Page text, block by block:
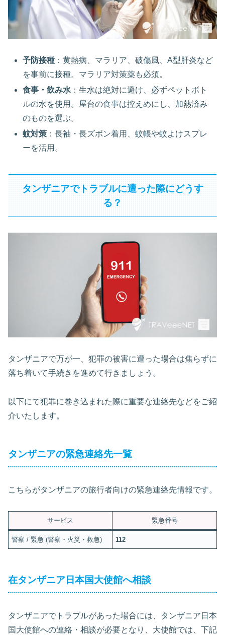
予防接種 ：黄熱病、マラリア、破傷風、A型肝炎など
を事前に接種。マラリア対策薬も必須。
食事・飲み水 ：生水は絶対に避け、必ずペットボト
ルの水を使用。屋台の食事は控えめにし、加熱済み
のものを選ぶ。
蚊対策 ：長袖・長ズボン着用、蚊帳や蚊よけスプレ
ーを活用。
タンザニアでトラブルに遭った際にどうす
る？
タンザニアで万が一、犯罪の被害に遭った場合は焦らずに
落ち着いて手続きを進めて行きましょう。
以下にて犯罪に巻き込まれた際に重要な連絡先などをご紹
介いたします。
タンザニアの緊急連絡先一覧
こちらがタンザニアの旅行者向けの緊急連絡先情報です。
サービス 緊急番号
警察 / 緊急 (警察・火災・救急) 112
在タンザニア日本国大使館へ相談
タンザニアでトラブルがあった場合には、タンザニア日本
国大使館への連絡・相談が必要となり、大使館では、下記